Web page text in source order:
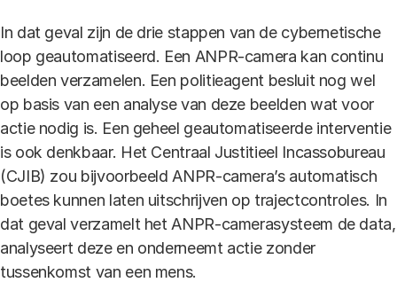
In dat geval zijn de drie stappen van de cybernetische
loop geautomatiseerd. Een ANPR-camera kan continu
beelden verzamelen. Een politieagent besluit nog wel
op basis van een analyse van deze beelden wat voor
actie nodig is. Een geheel geautomatiseerde interventie
is ook denkbaar. Het Centraal Justitieel Incassobureau
(CJIB) zou bijvoorbeeld ANPR-camera’s automatisch
boetes kunnen laten uitschrijven op trajectcontroles. In
dat geval verzamelt het ANPR-camerasysteem de data,
analyseert deze en onderneemt actie zonder
tussenkomst van een mens.